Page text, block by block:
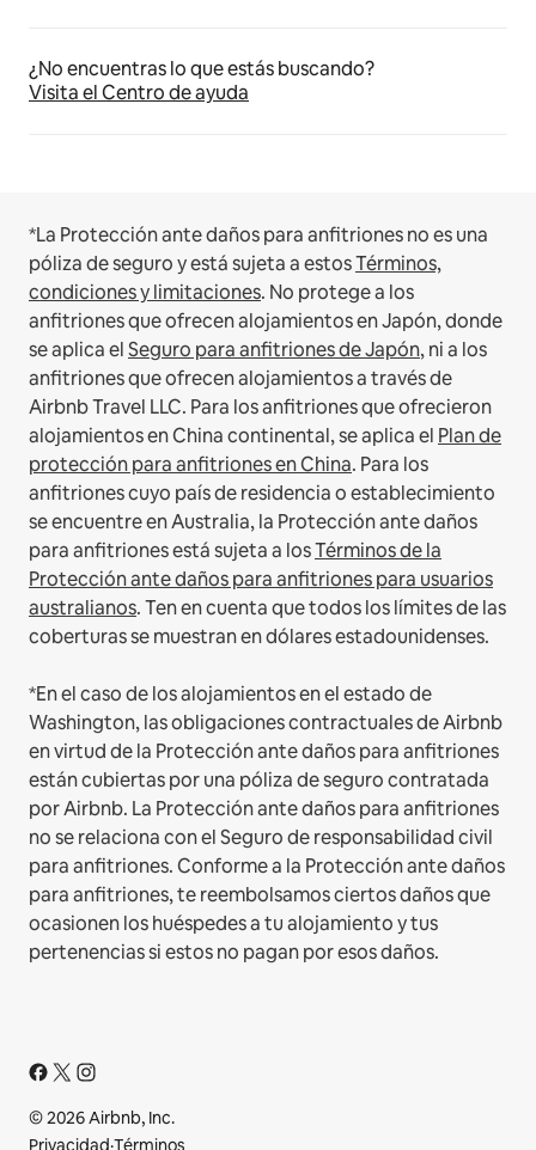
¿No encuentras lo que estás buscando?
Visita el Centro de ayuda
*La Protección ante daños para anfitriones no es una
póliza de seguro y está sujeta a estosTérminos,
condiciones y limitaciones. No protege a los
anfitriones que ofrecen alojamientos en Japón, donde
se aplica elSeguro para anfitriones de Japón, ni a los
anfitriones que ofrecen alojamientos a través de
Airbnb Travel LLC. Para los anfitriones que ofrecieron
alojamientos en China continental, se aplica el Plan de
protección para anfitriones en China. Para los
anfitriones cuyo país de residencia o establecimiento
se encuentre en Australia, la Protección ante daños
para anfitriones está sujeta a losTérminos de la
Protección ante daños para anfitriones para usuarios
australianos. Ten en cuenta que todos los límites de las
coberturas se muestran en dólares estadounidenses.
*En el caso de los alojamientos en el estado de
Washington, las obligaciones contractuales de Airbnb
en virtud de la Protección ante daños para anfitriones
están cubiertas por una póliza de seguro contratada
por Airbnb. La Protección ante daños para anfitriones
no se relaciona con el Seguro de responsabilidad civil
para anfitriones. Conforme a la Protección ante daños
para anfitriones, te reembolsamos ciertos daños que
ocasionen los huéspedes a tu alojamiento y tus
pertenencias si estos no pagan por esos daños.
© 2026 Airbnb, Inc.
Privacidad·Términos